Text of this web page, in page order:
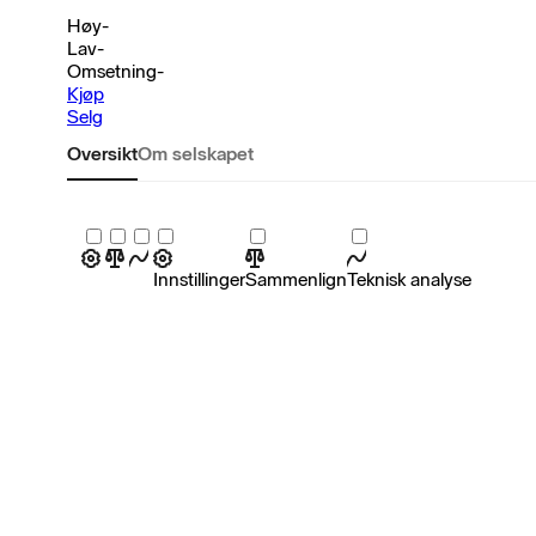
Høy-
Lav-
Omsetning-
Kjøp
Selg
OversiktOm selskapet
InnstillingerSammenlignTeknisk analyse